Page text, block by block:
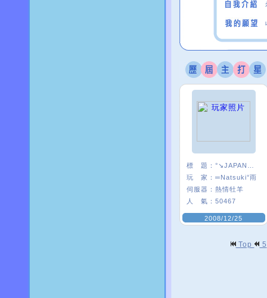
標 題：
玩 家： ═Natsuki°雨
伺服器： 熱情牡羊
人 氣： 50467
2008/12/25
Top 5